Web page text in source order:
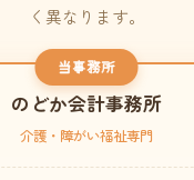
く異なります。
当事務所
のどか会計事務所
介護・障がい福祉専門